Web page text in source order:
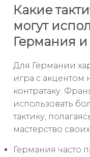
Какие
могут
Германия
Для Германии
игра с акцентом
контратаку.
использовать
тактику,
мастерство
Германия часто